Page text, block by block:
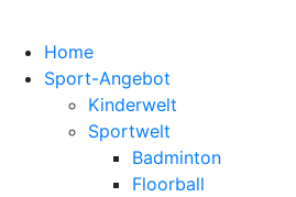
Home
Sport-Angebot
Kinderwelt
Sportwelt
Badminton
Floorball